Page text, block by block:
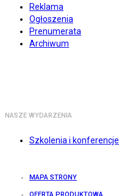
Reklama
Ogłoszenia
Prenumerata
Archiwum
NASZE WYDARZENIA
Szkolenia i konferencje
MAPA STRONY